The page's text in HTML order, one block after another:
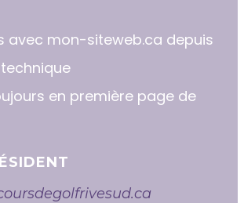
avec mon-siteweb.ca depuis
technique
en première page de